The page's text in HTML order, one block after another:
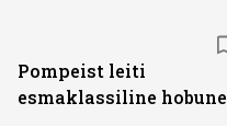
Pompeist leiti
esmaklassiline hobune